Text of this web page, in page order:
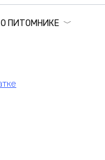
О ПИТОМНИКЕ